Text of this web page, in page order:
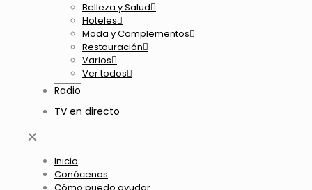
Belleza y Salud
Hoteles
Moda y Complementos
Restauración
Varios
Ver todos
Radio
TV en directo
✕
Inicio
Conócenos